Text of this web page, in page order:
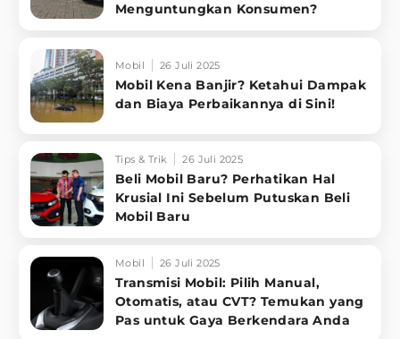
Menguntungkan Konsumen?
Mobil 26 Juli 2025
Mobil Kena Banjir? Ketahui Dampak
dan Biaya Perbaikannya di Sini!
Tips & Trik 26 Juli 2025
Beli Mobil Baru? Perhatikan Hal
Krusial Ini Sebelum Putuskan Beli
Mobil Baru
Mobil 26 Juli 2025
Transmisi Mobil: Pilih Manual,
Otomatis, atau CVT? Temukan yang
Pas untuk Gaya Berkendara Anda